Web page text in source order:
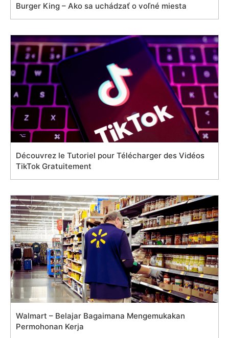
Burger King – Ako sa uchádzať o voľné miesta
Découvrez le Tutoriel pour Télécharger des Vidéos
TikTok Gratuitement
Walmart – Belajar Bagaimana Mengemukakan
Permohonan Kerja